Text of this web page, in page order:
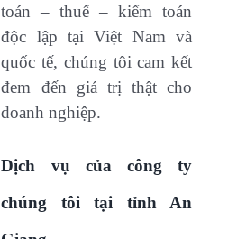
toán – thuế – kiểm toán
độc lập tại Việt Nam và
quốc tế, chúng tôi cam kết
đem đến giá trị thật cho
doanh nghiệp.
Dịch vụ của công ty
chúng tôi tại tỉnh An